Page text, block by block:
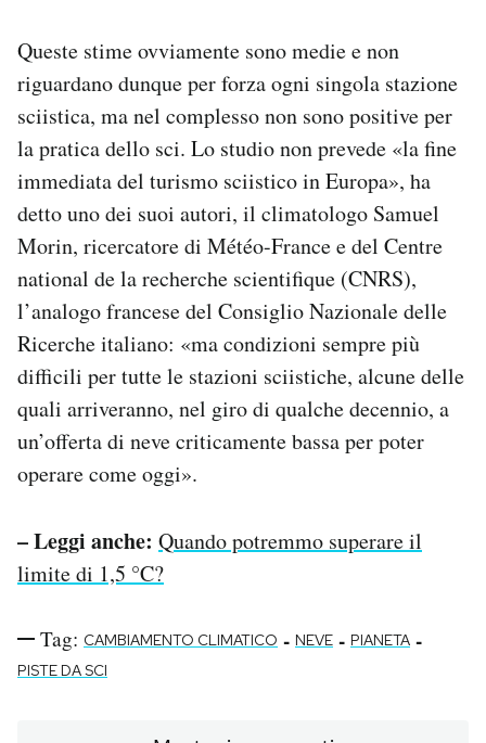
Queste stime ovviamente sono medie e non
riguardano dunque per forza ogni singola stazione
sciistica, ma nel complesso non sono positive per
la pratica dello sci. Lo studio non prevede «la fine
immediata del turismo sciistico in Europa», ha
detto uno dei suoi autori, il climatologo Samuel
Morin, ricercatore di Météo-France e del Centre
national de la recherche scientifique (CNRS),
l’analogo francese del Consiglio Nazionale delle
Ricerche italiano: «ma condizioni sempre più
difficili per tutte le stazioni sciistiche, alcune delle
quali arriveranno, nel giro di qualche decennio, a
un’offerta di neve criticamente bassa per poter
operare come oggi».
– Leggi anche: Quando potremmo superare il
limite di 1,5 °C?
Tag: CAMBIAMENTO CLIMATICO - NEVE - PIANETA -
PISTE DA SCI